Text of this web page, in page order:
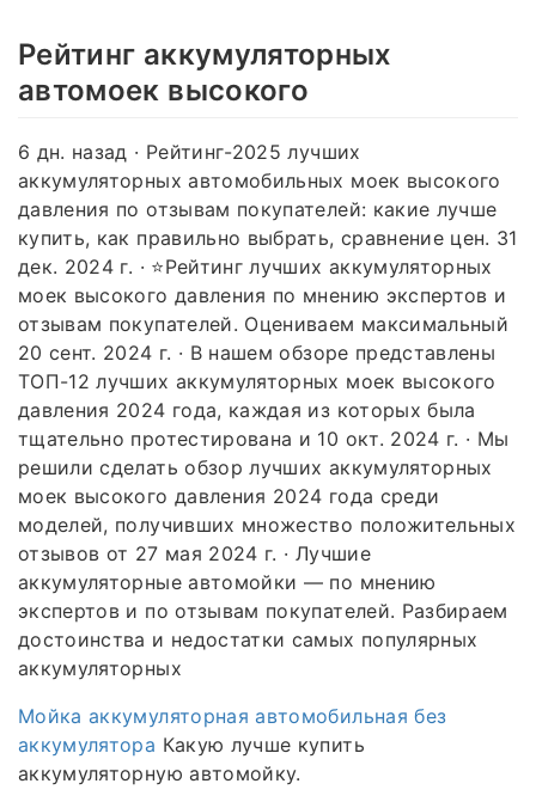
Рейтинг аккумуляторных
автомоек высокого
6 дн. назад · Рейтинг-2025 лучших
аккумуляторных автомобильных моек высокого
давления по отзывам покупателей: какие лучше
купить, как правильно выбрать, сравнение цен. 31
дек. 2024 г. · ⭐Рейтинг лучших аккумуляторных
моек высокого давления по мнению экспертов и
отзывам покупателей. Оцениваем максимальный
20 сент. 2024 г. · В нашем обзоре представлены
ТОП-12 лучших аккумуляторных моек высокого
давления 2024 года, каждая из которых была
тщательно протестирована и 10 окт. 2024 г. · Мы
решили сделать обзор лучших аккумуляторных
моек высокого давления 2024 года среди
моделей, получивших множество положительных
отзывов от 27 мая 2024 г. · Лучшие
аккумуляторные автомойки — по мнению
экспертов и по отзывам покупателей. Разбираем
достоинства и недостатки самых популярных
аккумуляторных
Мойка аккумуляторная автомобильная без
аккумулятора Какую лучше купить
аккумуляторную автомойку.